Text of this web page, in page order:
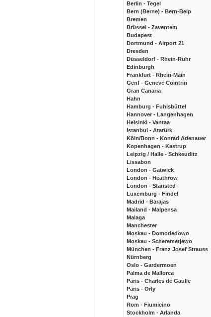
Berlin - Tegel
Bern (Berne) - Bern-Belp
Bremen
Brüssel - Zaventem
Budapest
Dortmund - Airport 21
Dresden
Düsseldorf - Rhein-Ruhr
Edinburgh
Frankfurt - Rhein-Main
Genf - Geneve Cointrin
Gran Canaria
Hahn
Hamburg - Fuhlsbüttel
Hannover - Langenhagen
Helsinki - Vantaa
Istanbul - Atatürk
Köln/Bonn - Konrad Adenauer
Kopenhagen - Kastrup
Leipzig / Halle - Schkeuditz
Lissabon
London - Gatwick
London - Heathrow
London - Stansted
Luxemburg - Findel
Madrid - Barajas
Mailand - Malpensa
Malaga
Manchester
Moskau - Domodedowo
Moskau - Scheremetjewo
München - Franz Josef Strauss
Nürnberg
Oslo - Gardermoen
Palma de Mallorca
Paris - Charles de Gaulle
Paris - Orly
Prag
Rom - Fiumicino
Stockholm - Arlanda